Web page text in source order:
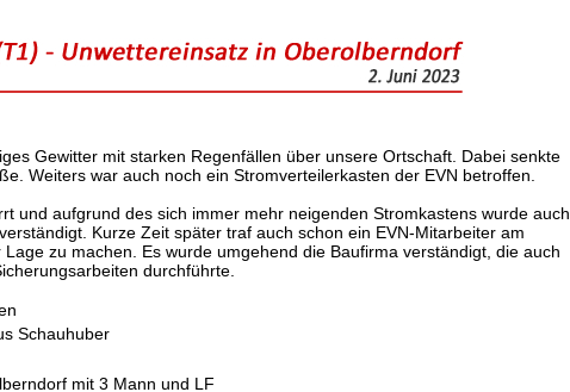
Gewitter mit starken Regenfällen über unsere Ortschaft. Dabei senkte
Weiters war auch noch ein Stromverteilerkasten der EVN betroffen.
und aufgrund des sich immer mehr neigenden Stromkastens wurde auch
Kurze Zeit später traf auch schon ein EVN-Mitarbeiter am
zu machen. Es wurde umgehend die Baufirma verständigt, die auch
durchführte.
Schauhuber
mit 3 Mann und LF